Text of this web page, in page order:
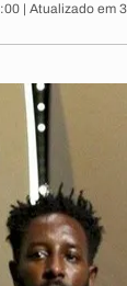
| Atualizado em